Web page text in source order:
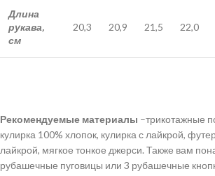
Длина
рукава,
см
20,3 20,9 21,5 22,0
Рекомендуемые материалы –трикотажные
кулирка 100% хлопок, кулирка с лайкрой,
лайкрой, мягкое тонкое джерси. Также вам
рубашечные пуговицы или 3 рубашечные